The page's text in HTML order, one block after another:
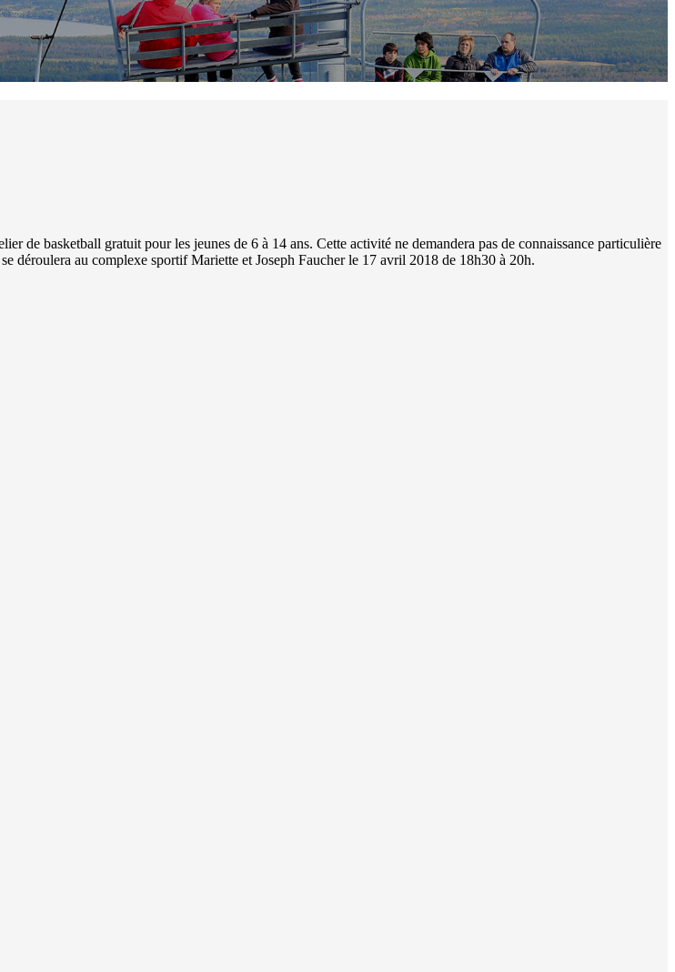
de basketball gratuit pour les jeunes de 6 à 14 ans. Cette activité ne demandera pas de connaissance particulière
déroulera au complexe sportif Mariette et Joseph Faucher le 17 avril 2018 de 18h30 à 20h.